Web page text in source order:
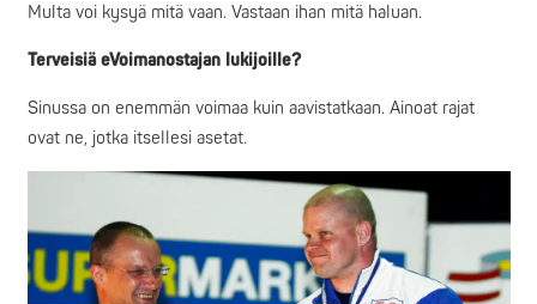
Multa voi kysyä mitä vaan. Vastaan ihan mitä haluan.
Terveisiä eVoimanostajan lukijoille?
Sinussa on enemmän voimaa kuin aavistatkaan. Ainoat rajat
ovat ne, jotka itsellesi asetat.